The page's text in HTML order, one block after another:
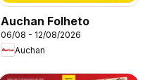
Auchan Folheto
06/08 - 12/08/2026
Auchan